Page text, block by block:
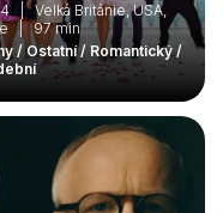
| Velká Británie, USA,
| 97 min
/ Ostatní / Romantický /